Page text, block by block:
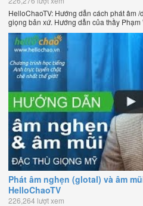
HelloChaoTV: Hướng dẫn cách phát âm
giọng bản xứ. Hướng dẫn của thầy
HelloChao.vn - Chương trình dạy tiếng
giới.
Phát âm nghẹn (glotal) và âm
HelloChaoTV
226,264 lượt xem